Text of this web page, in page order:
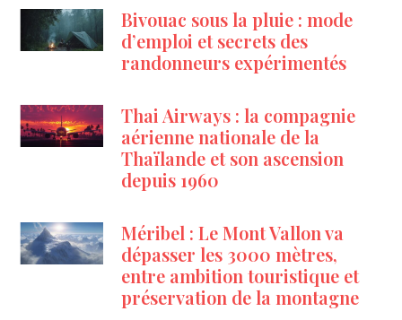
Bivouac sous la pluie : mode
d’emploi et secrets des
randonneurs expérimentés
Thai Airways : la compagnie
aérienne nationale de la
Thaïlande et son ascension
depuis 1960
Méribel : Le Mont Vallon va
dépasser les 3000 mètres,
entre ambition touristique et
préservation de la montagne